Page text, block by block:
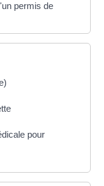
permis de
pour